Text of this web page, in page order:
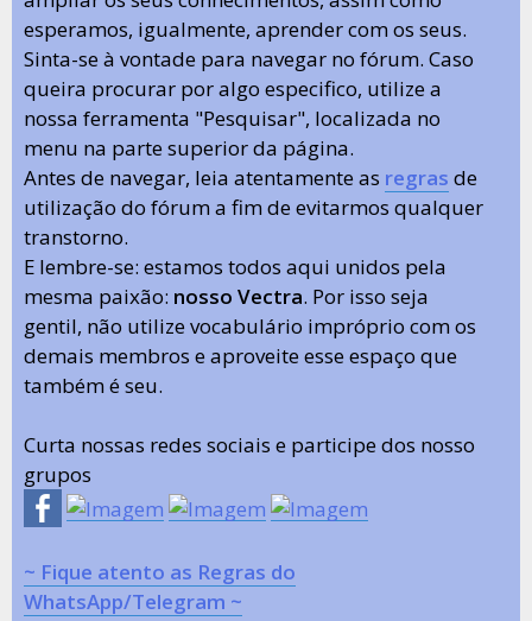
esperamos, igualmente, aprender com os seus.
Sinta-se à vontade para navegar no fórum. Caso
queira procurar por algo especifico, utilize a
nossa ferramenta "Pesquisar", localizada no
menu na parte superior da página.
Antes de navegar, leia atentamente as regras de
utilização do fórum a fim de evitarmos qualquer
transtorno.
E lembre-se: estamos todos aqui unidos pela
mesma paixão: nosso Vectra. Por isso seja
gentil, não utilize vocabulário impróprio com os
demais membros e aproveite esse espaço que
também é seu.
Curta nossas redes sociais e participe dos nosso
grupos
~ Fique atento as Regras do
WhatsApp/Telegram ~